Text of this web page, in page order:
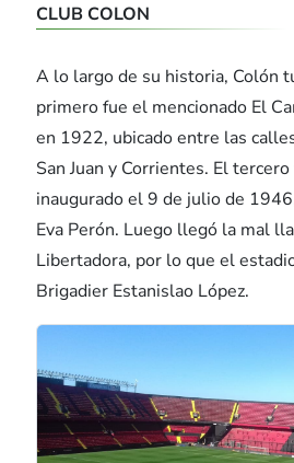
CLUB COLON
A lo largo de su historia, Colón
primero fue el mencionado El
en 1922, ubicado entre las
San Juan y Corrientes. El
inaugurado el 9 de julio de
Eva Perón. Luego llegó la mal
Libertadora, por lo que el
Brigadier Estanislao López.